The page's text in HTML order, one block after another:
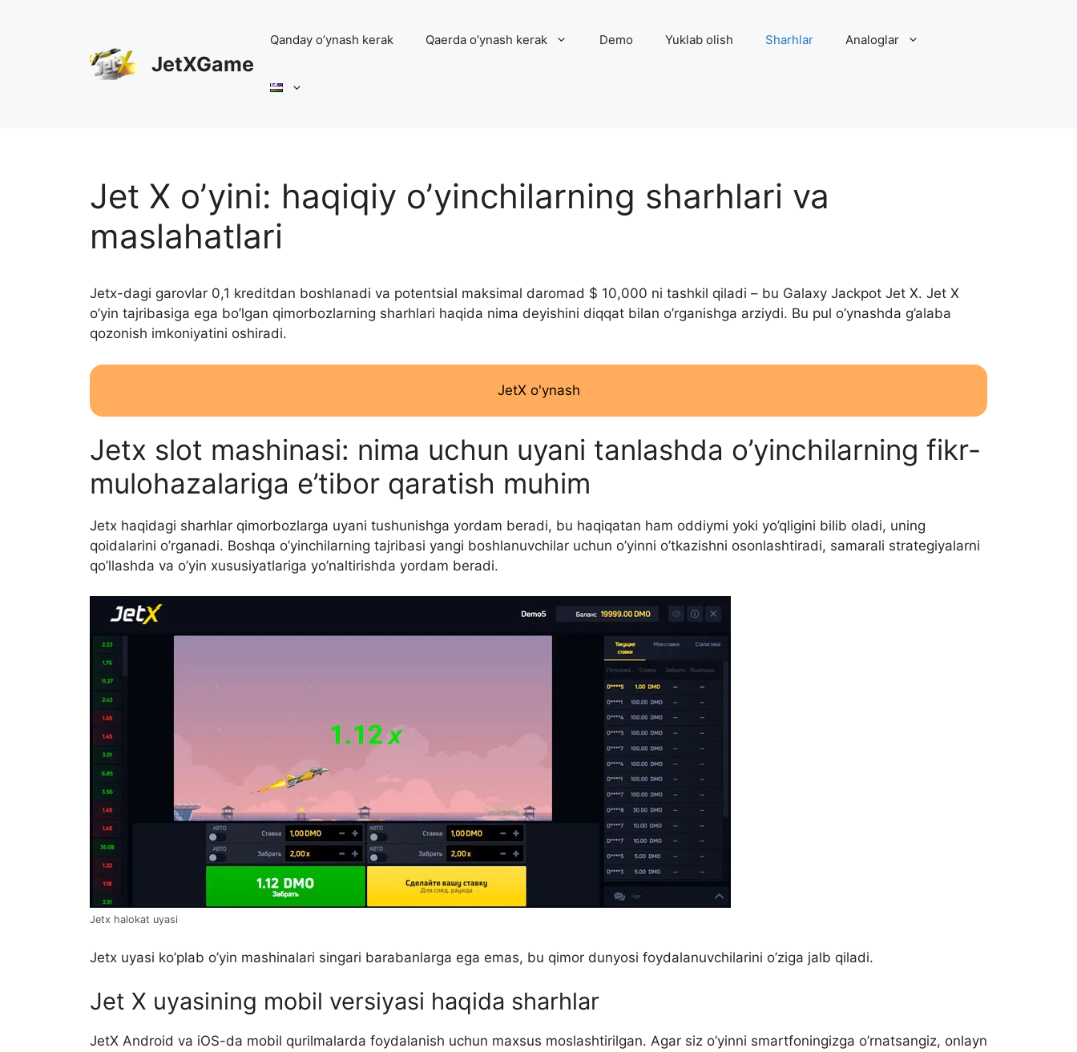
JetXGame
Qanday o’ynash kerak Qaerda o’ynash kerak Demo Yuklab olish Sharhlar Analoglar
Jet X o’yini: haqiqiy o’yinchilarning sharhlari va
maslahatlari
Jetx-dagi garovlar 0,1 kreditdan boshlanadi va potentsial maksimal daromad $ 10,000 ni tashkil qiladi – bu Galaxy Jackpot Jet X. Jet X
o’yin tajribasiga ega bo’lgan qimorbozlarning sharhlari haqida nima deyishini diqqat bilan o’rganishga arziydi. Bu pul o’ynashda g’alaba
qozonish imkoniyatini oshiradi.
JetX o'ynash
Jetx slot mashinasi: nima uchun uyani tanlashda o’yinchilarning fikr-
mulohazalariga e’tibor qaratish muhim
Jetx haqidagi sharhlar qimorbozlarga uyani tushunishga yordam beradi, bu haqiqatan ham oddiymi yoki yo’qligini bilib oladi, uning
qoidalarini o’rganadi. Boshqa o’yinchilarning tajribasi yangi boshlanuvchilar uchun o’yinni o’tkazishni osonlashtiradi, samarali strategiyalarni
qo’llashda va o’yin xususiyatlariga yo’naltirishda yordam beradi.
Jetx halokat uyasi
Jetx uyasi ko’plab o’yin mashinalari singari barabanlarga ega emas, bu qimor dunyosi foydalanuvchilarini o’ziga jalb qiladi.
Jet X uyasining mobil versiyasi haqida sharhlar
JetX Android va iOS-da mobil qurilmalarda foydalanish uchun maxsus moslashtirilgan. Agar siz o’yinni smartfoningizga o’rnatsangiz, onlayn